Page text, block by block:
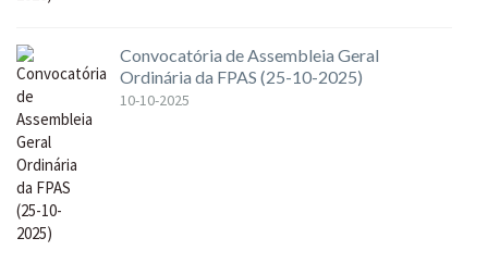
Convocatória de Assembleia Geral
Ordinária da FPAS (25-10-2025)
10-10-2025